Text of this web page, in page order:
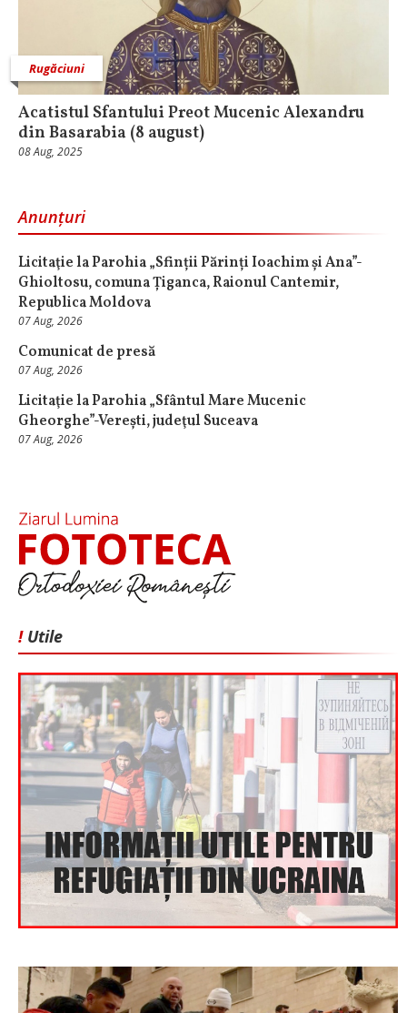
! Utile
Rugăciuni
Acatistul Sfantului Preot Mucenic Alexandru
din Basarabia (8 august)
08 Aug, 2025
Anunțuri
Licitaţie la Parohia „Sfinții Părinți Ioachim și Ana”-
Ghioltosu, comuna Țiganca, Raionul Cantemir,
Republica Moldova
07 Aug, 2026
Comunicat de presă
07 Aug, 2026
Licitaţie la Parohia „Sfântul Mare Mucenic
Gheorghe”-Verești, judeţul Suceava
07 Aug, 2026